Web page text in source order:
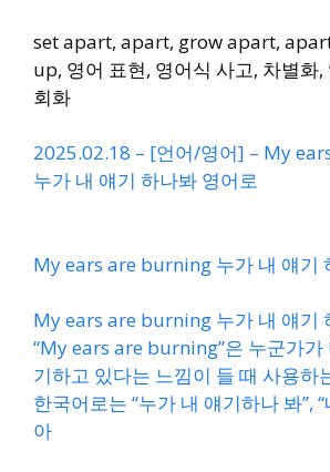
set apart, apart, grow apart,
up, 영어 표현, 영어식 사고, 차별화,
회화
2025.02.18 – [언어/영어] – My
누가 내 얘기 하나봐 영어로
My ears are burning 누가 내 얘기
My ears are burning 누가 내 얘기
“My ears are burning”은 누군가가
기하고 있다는 느낌이 들 때 사용하
한국어로는 “누가 내 얘기하나 봐”,
아